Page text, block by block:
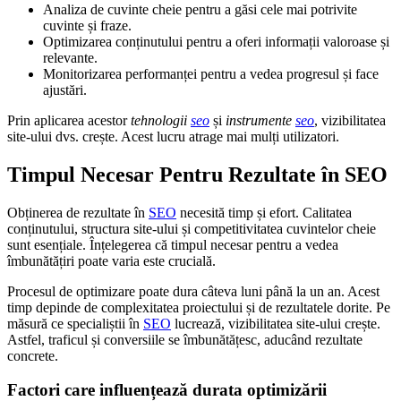
Analiza de cuvinte cheie pentru a găsi cele mai potrivite
cuvinte și fraze.
Optimizarea conținutului pentru a oferi informații valoroase și
relevante.
Monitorizarea performanței pentru a vedea progresul și face
ajustări.
Prin aplicarea acestortehnologii seo și instrumente seo, vizibilitatea
site-ului dvs. crește. Acest lucru atrage mai mulți utilizatori.
Timpul Necesar Pentru Rezultate în SEO
Obținerea de rezultate în SEO necesită timp și efort. Calitatea
conținutului, structura site-ului și competitivitatea cuvintelor cheie
sunt esențiale. Înțelegerea că timpul necesar pentru a vedea
îmbunătățiri poate varia este crucială.
Procesul de optimizare poate dura câteva luni până la un an. Acest
timp depinde de complexitatea proiectului și de rezultatele dorite. Pe
măsură ce specialiștii în SEO lucrează, vizibilitatea site-ului crește.
Astfel, traficul și conversiile se îmbunătățesc, aducând rezultate
concrete.
Factori care influențează durata optimizării